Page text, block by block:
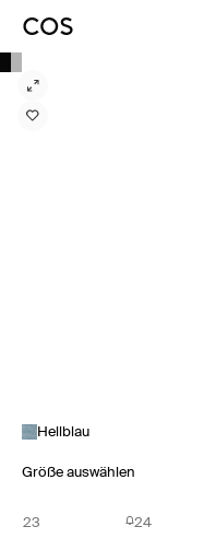
Hellblau
Größe auswählen
23 24